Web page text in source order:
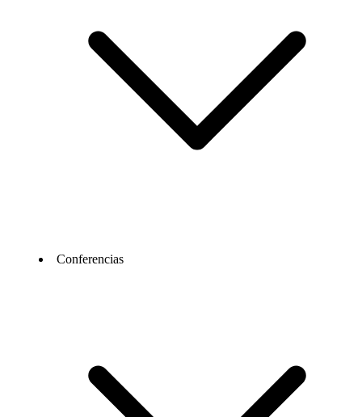
Conferencias